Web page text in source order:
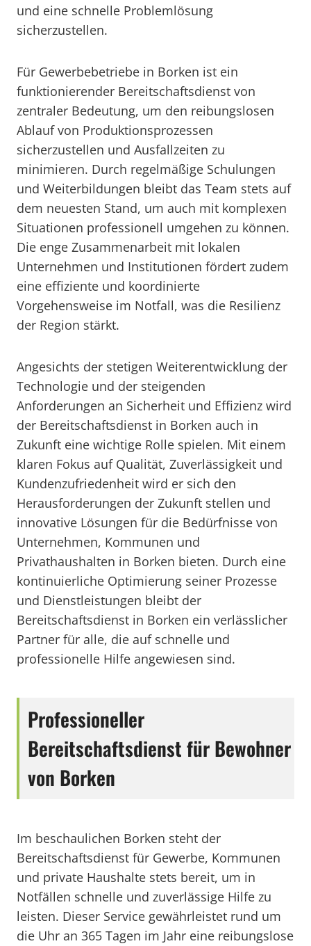
und eine schnelle Problemlösung
sicherzustellen.
Für Gewerbebetriebe in Borken ist ein
funktionierender Bereitschaftsdienst von
zentraler Bedeutung, um den reibungslosen
Ablauf von Produktionsprozessen
sicherzustellen und Ausfallzeiten zu
minimieren. Durch regelmäßige Schulungen
und Weiterbildungen bleibt das Team stets auf
dem neuesten Stand, um auch mit komplexen
Situationen professionell umgehen zu können.
Die enge Zusammenarbeit mit lokalen
Unternehmen und Institutionen fördert zudem
eine effiziente und koordinierte
Vorgehensweise im Notfall, was die Resilienz
der Region stärkt.
Angesichts der stetigen Weiterentwicklung der
Technologie und der steigenden
Anforderungen an Sicherheit und Effizienz wird
der Bereitschaftsdienst in Borken auch in
Zukunft eine wichtige Rolle spielen. Mit einem
klaren Fokus auf Qualität, Zuverlässigkeit und
Kundenzufriedenheit wird er sich den
Herausforderungen der Zukunft stellen und
innovative Lösungen für die Bedürfnisse von
Unternehmen, Kommunen und
Privathaushalten in Borken bieten. Durch eine
kontinuierliche Optimierung seiner Prozesse
und Dienstleistungen bleibt der
Bereitschaftsdienst in Borken ein verlässlicher
Partner für alle, die auf schnelle und
professionelle Hilfe angewiesen sind.
Professioneller
Bereitschaftsdienst für Bewohner
von Borken
Im beschaulichen Borken steht der
Bereitschaftsdienst für Gewerbe, Kommunen
und private Haushalte stets bereit, um in
Notfällen schnelle und zuverlässige Hilfe zu
leisten. Dieser Service gewährleistet rund um
die Uhr an 365 Tagen im Jahr eine reibungslose